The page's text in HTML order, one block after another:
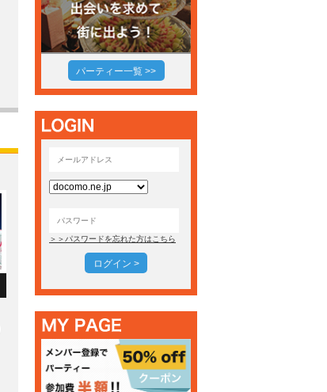
パーティー一覧 >>
＞＞パスワードを忘れた方はこちら
ログイン >